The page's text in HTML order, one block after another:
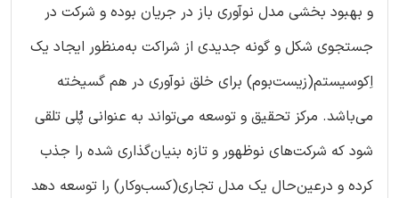
و بهبود بخشی مدل نوآوری باز در جریان بوده و شرکت در
جستجوی شکل و گونه جدیدی از شراکت به‌منظور ایجاد یک
اِکوسیستم(زیست‌بوم) برای خلق نوآوری در هم گسیخته
می‌باشد. مرکز تحقیق و توسعه می‌تواند به عنوانی پُلی تلقی
شود که شرکت‌های نوظهور و تازه بنیان‌گذاری شده را جذب
کرده و درعین‌حال یک مدل تجاری(کسب‌وکار) را توسعه دهد